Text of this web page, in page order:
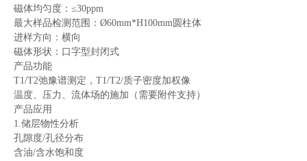
磁体均匀度：≤30ppm
最大样品检测范围：Ø60mm*H100mm圆柱体
进样方向：横向
磁体形状：口字型封闭式
产品功能
T1/T2弛豫谱测定，T1/T2/质子密度加权像
温度、压力、流体场的施加（需要附件支持）
产品应用
1.储层物性分析
孔隙度/孔径分布
含油/含水饱和度